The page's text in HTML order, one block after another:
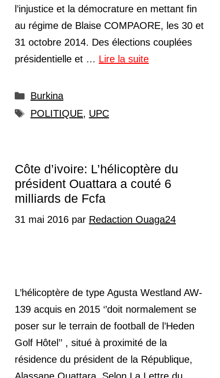
l’injustice et la démocrature en mettant fin
au régime de Blaise COMPAORE, les 30 et
31 octobre 2014. Des élections couplées
présidentielle et … Lire la suite
Catégories
Burkina
Étiquettes
POLITIQUE, UPC
Côte d’ivoire: L’hélicoptère du
président Ouattara a couté 6
milliards de Fcfa
31 mai 2016 par Redaction Ouaga24
L’hélicoptère de type Agusta Westland AW-
139 acquis en 2015 ‘’doit normalement se
poser sur le terrain de football de l’Heden
Golf Hôtel’’ , situé à proximité de la
résidence du président de la République,